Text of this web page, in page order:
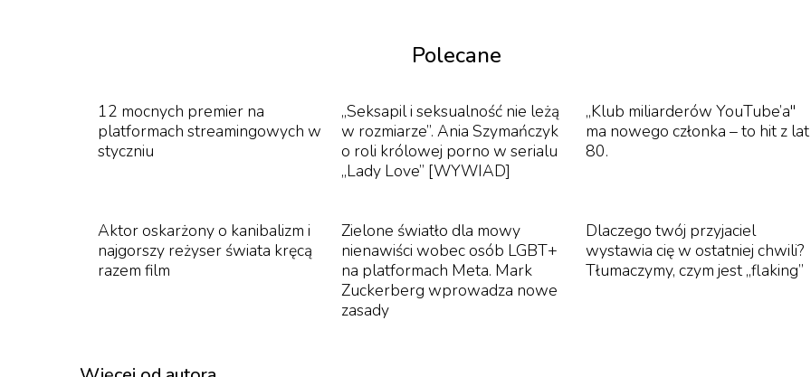
Polecane
12 mocnych premier na
platformach streamingowych w
styczniu
„Seksapil i seksualność nie leżą
w rozmiarze”. Ania Szymańczyk
o roli królowej porno w serialu
„Lady Love” [WYWIAD]
„Klub miliarderów YouTube’a"
ma nowego członka – to hit z lat
80.
Aktor oskarżony o kanibalizm i
najgorszy reżyser świata kręcą
razem film
Zielone światło dla mowy
nienawiści wobec osób LGBT+
na platformach Meta. Mark
Zuckerberg wprowadza nowe
zasady
Dlaczego twój przyjaciel
wystawia cię w ostatniej chwili?
Tłumaczymy, czym jest „flaking”